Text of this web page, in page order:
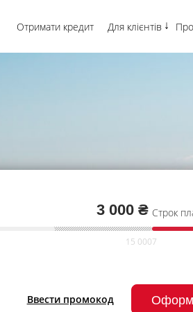
Отримати кредит Для клієнтів
3 000 ₴ Строк
Ввести промокод